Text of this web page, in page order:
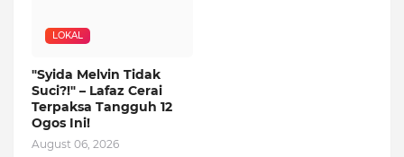
LOKAL
"Syida Melvin Tidak
Suci?!" – Lafaz Cerai
Terpaksa Tangguh 12
Ogos Ini!
August 06, 2026